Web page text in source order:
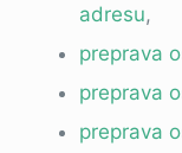
adresu,
preprava
preprava
preprava